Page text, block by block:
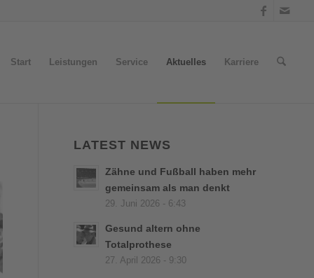
Start Leistungen Service Aktuelles Karriere
LATEST NEWS
Zähne und Fußball haben mehr
gemeinsam als man denkt
29. Juni 2026 - 6:43
Gesund altern ohne
Totalprothese
27. April 2026 - 9:30